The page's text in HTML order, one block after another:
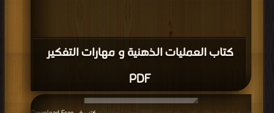
كتاب العمليات الذهنية و مهارات التفكير
PDF